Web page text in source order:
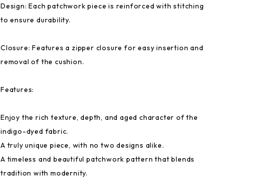
Design: Each patchwork piece is reinforced with stitching
to ensure durability.
Closure: Features a zipper closure for easy insertion and
removal of the cushion.
Features:
Enjoy the rich texture, depth, and aged character of the
indigo-dyed fabric.
A truly unique piece, with no two designs alike.
A timeless and beautiful patchwork pattern that blends
tradition with modernity.